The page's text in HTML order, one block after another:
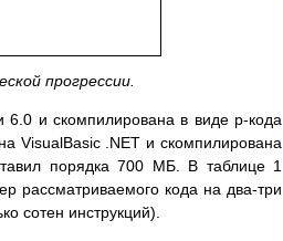
прогрессии.
и скомпилирована в виде p-кода
VisualBasic .NET и скомпилирована
порядка 700 МБ. В таблице 1
рассматриваемого кода на два-три
сотен инструкций).